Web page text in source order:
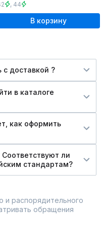
, 44
В корзину
c доставкой ?
в каталоге
как оформить
ли
стандартам?
и распорядительного
обращения